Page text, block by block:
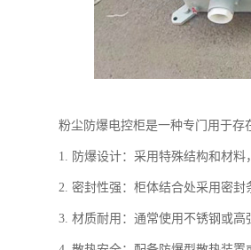
粉尘防爆电控柜是一种专门用于存
1. 防爆设计：采用特殊结构和材料
2. 密封性强：柜体结合处采用密封
3. 材质耐用：通常使用不锈钢或高